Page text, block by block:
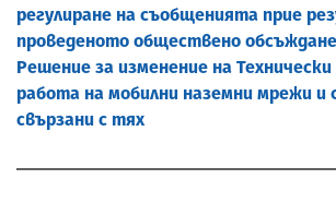
регулиране на съобщенията прие
проведеното обществено
Решение за изменение на Технически
работа на мобилни наземни мрежи и
свързани с тях